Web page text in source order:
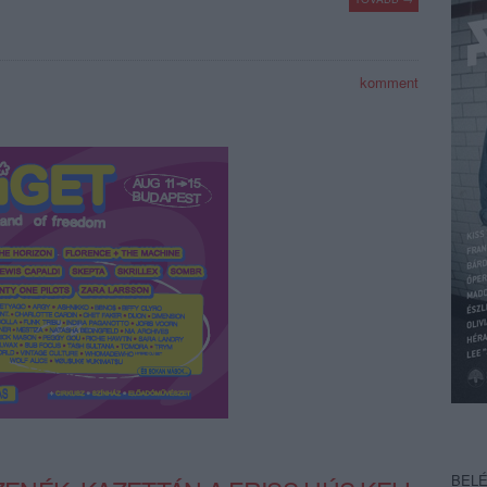
komment